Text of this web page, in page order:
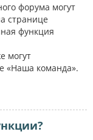
форума могут
странице
функция
могут
«Наша команда».